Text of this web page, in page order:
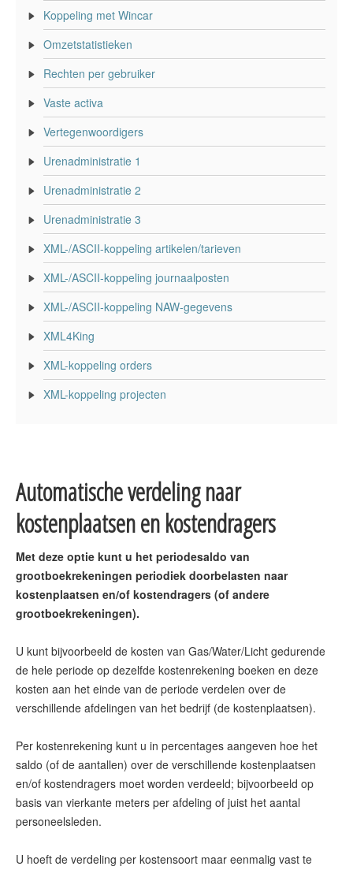
Koppeling met Wincar
Omzetstatistieken
Rechten per gebruiker
Vaste activa
Vertegenwoordigers
Urenadministratie 1
Urenadministratie 2
Urenadministratie 3
XML-/ASCII-koppeling artikelen/tarieven
XML-/ASCII-koppeling journaalposten
XML-/ASCII-koppeling NAW-gegevens
XML4King
XML-koppeling orders
XML-koppeling projecten
Automatische verdeling naar
kostenplaatsen en kostendragers
Met deze optie kunt u het periodesaldo van
grootboekrekeningen periodiek doorbelasten naar
kostenplaatsen en/of kostendragers (of andere
grootboekrekeningen).
U kunt bijvoorbeeld de kosten van Gas/Water/Licht gedurende
de hele periode op dezelfde kostenrekening boeken en deze
kosten aan het einde van de periode verdelen over de
verschillende afdelingen van het bedrijf (de kostenplaatsen).
Per kostenrekening kunt u in percentages aangeven hoe het
saldo (of de aantallen) over de verschillende kostenplaatsen
en/of kostendragers moet worden verdeeld; bijvoorbeeld op
basis van vierkante meters per afdeling of juist het aantal
personeelsleden.
U hoeft de verdeling per kostensoort maar eenmalig vast te